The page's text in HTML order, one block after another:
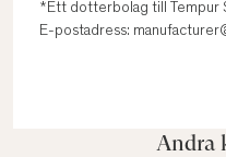
*Ett dotterbolag till Tempur
E-postadress:
Andra